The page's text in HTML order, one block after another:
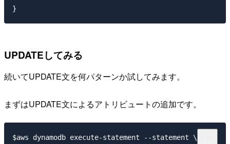
UPDATEしてみる
続いてUPDATE文を何パターンか試してみます。
まずはUPDATE文によるアトリビュートの追加です。
$aws dynamodb execute-statement --statement \